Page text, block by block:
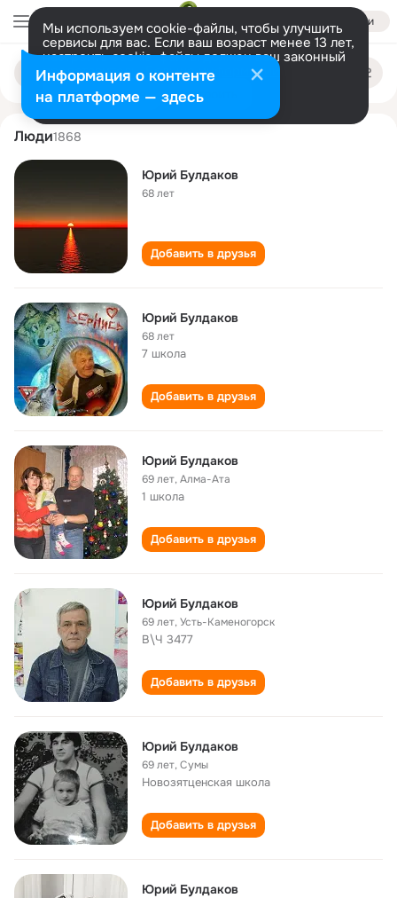
Войти
Мы используем cookie-файлы, чтобы улучшить
сервисы для вас. Если ваш возраст менее 13 лет,
настроить cookie-файлы должен ваш законный
представитель. Больше информации
Разрешить все Настроить
Поиск
людям
yuriy buldakov
Люди1868
Юрий Булдаков
68 лет
Добавить в друзья
Юрий Булдаков
68 лет
7 школа
Добавить в друзья
Юрий Булдаков
69 лет,Алма-Ата
1 школа
Добавить в друзья
Юрий Булдаков
69 лет,Усть-Каменогорск
В\Ч 3477
Добавить в друзья
Юрий Булдаков
69 лет,Сумы
Новозятценская школа
Добавить в друзья
Юрий Булдаков
Информация о контенте
на платформе — здесь